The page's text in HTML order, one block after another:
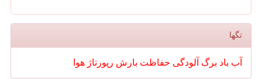
تگها
آب باد برگ آلودگی حفاظت بارش رپورتاژ هوا